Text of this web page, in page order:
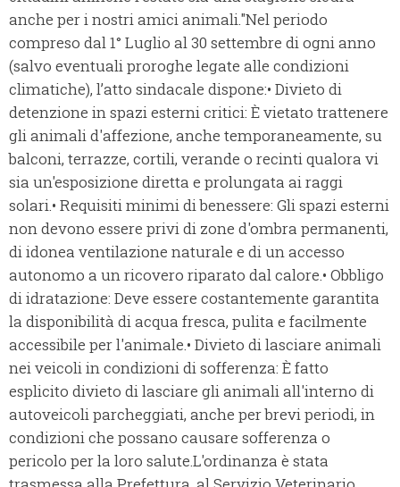
anche per i nostri amici animali."Nel periodo
compreso dal 1° Luglio al 30 settembre di ogni anno
(salvo eventuali proroghe legate alle condizioni
climatiche), l’atto sindacale dispone:• Divieto di
detenzione in spazi esterni critici: È vietato trattenere
gli animali d'affezione, anche temporaneamente, su
balconi, terrazze, cortili, verande o recinti qualora vi
sia un'esposizione diretta e prolungata ai raggi
solari.• Requisiti minimi di benessere: Gli spazi esterni
non devono essere privi di zone d'ombra permanenti,
di idonea ventilazione naturale e di un accesso
autonomo a un ricovero riparato dal calore.• Obbligo
di idratazione: Deve essere costantemente garantita
la disponibilità di acqua fresca, pulita e facilmente
accessibile per l'animale.• Divieto di lasciare animali
nei veicoli in condizioni di sofferenza: È fatto
esplicito divieto di lasciare gli animali all'interno di
autoveicoli parcheggiati, anche per brevi periodi, in
condizioni che possano causare sofferenza o
pericolo per la loro salute.L'ordinanza è stata